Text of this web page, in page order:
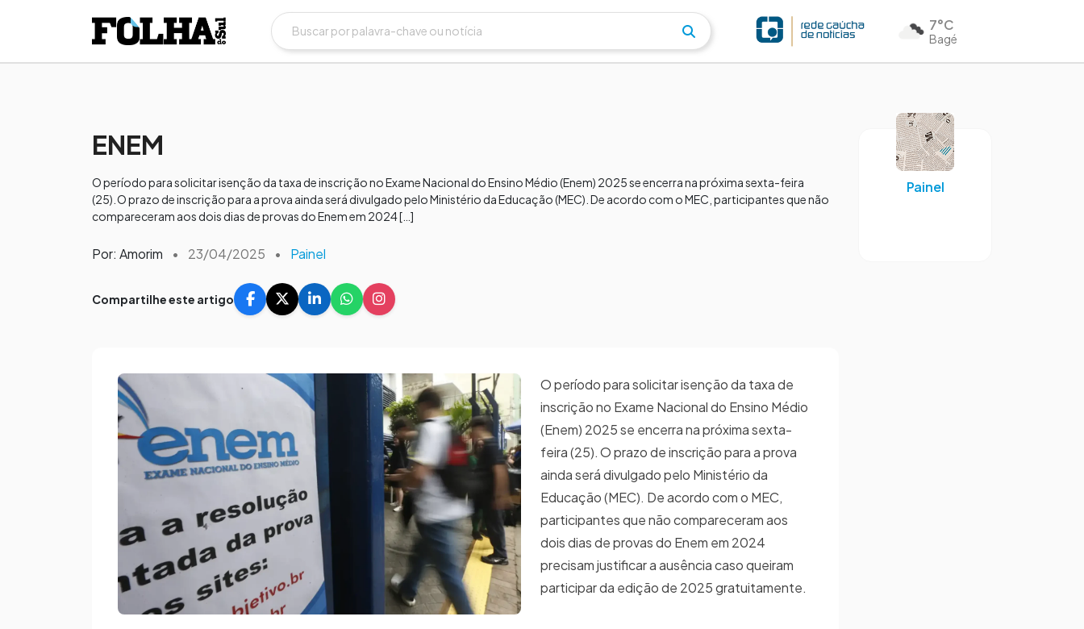
7°C
Bagé
ENEM
O período para solicitar isenção da taxa de inscrição no Exame Nacional do Ensino Médio (Enem) 2025 se encerra na próxima sexta-feira
(25). O prazo de inscrição para a prova ainda será divulgado pelo Ministério da Educação (MEC).​​ De acordo com o MEC, participantes que não
compareceram aos dois dias de provas do Enem em 2024 […]
Por: Amorim • 23/04/2025 • Painel
Compartilhe este artigo
O período para solicitar isenção da taxa de
inscrição no Exame Nacional do Ensino Médio
(Enem) 2025 se encerra na próxima sexta-
feira (25). O prazo de inscrição para a prova
ainda será divulgado pelo Ministério da
Educação (MEC).​​ De acordo com o MEC,
participantes que não compareceram aos
dois dias de provas do Enem em 2024
precisam justificar a ausência caso queiram
participar da edição de 2025 gratuitamente.
Painel